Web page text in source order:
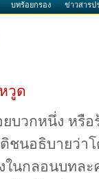
บทร้อยกรอง ข่าวสารป
วูด
บวกหนึ่ง หรือ
ชนอธิบายว่า
นกลอนบทละ